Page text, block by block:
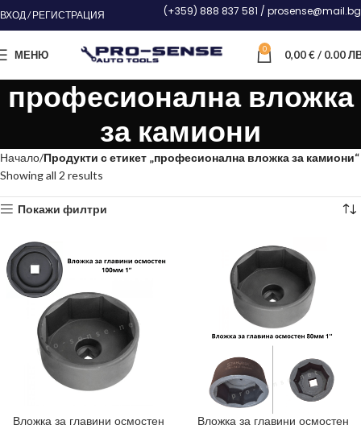
ВХОД / РЕГИСТРАЦИЯ (+359) 888 837 581 / prosense@mail.bg
МЕНЮ 0 0,00€/ 0.00
професионална вложка
за камиони
Начало Продукти с етикет „професионална вложка за камиони“
Showing all 2 results
Покажи филтри
Вложка за главини осмостен
Вложка за главини осмостен